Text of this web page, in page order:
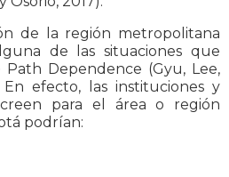
de la región metropolitana
de las situaciones que
Dependence (Gyu, Lee,
efecto, las instituciones y
para el área o región
podrían: